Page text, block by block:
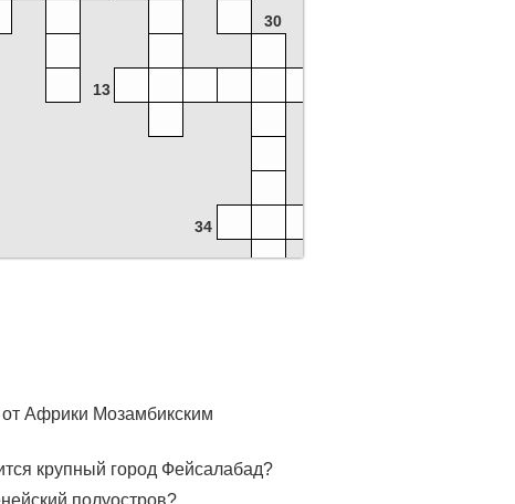
30
13
34
от Африки Мозамбикским
крупный город Фейсалабад?
полуостров?